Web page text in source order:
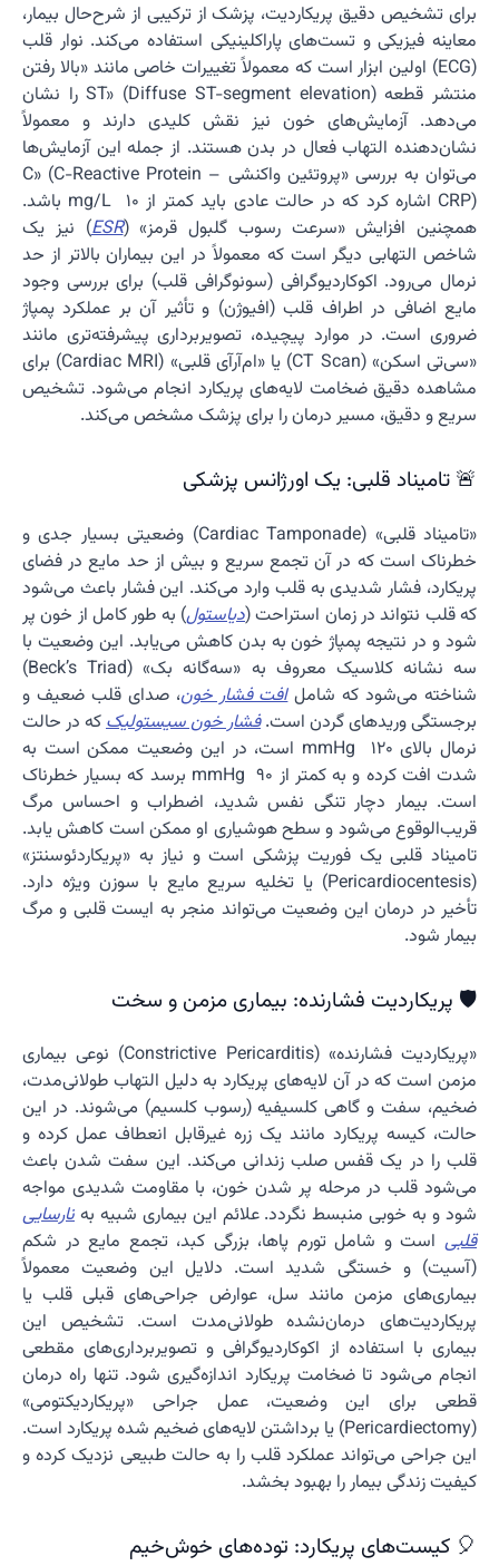
برای تشخیص دقیق پریکاردیت، پزشک از ترکیبی از شرح‌حال بیمار،
معاینه فیزیکی و تست‌های پاراکلینیکی استفاده می‌کند. نوار قلب
(ECG) اولین ابزار است که معمولاً تغییرات خاصی مانند «بالا رفتن
منتشر قطعه ST» (Diffuse ST-segment elevation) را نشان
می‌دهد. آزمایش‌های خون نیز نقش کلیدی دارند و معمولاً
نشان‌دهنده التهاب فعال در بدن هستند. از جمله این آزمایش‌ها
می‌توان به بررسی «پروتئین واکنشی C» (C-Reactive Protein –
CRP) اشاره کرد که در حالت عادی باید کمتر از 10 mg/L باشد.
همچنین افزایش «سرعت رسوب گلبول قرمز» (ESR) نیز یک
شاخص التهابی دیگر است که معمولاً در این بیماران بالاتر از حد
نرمال می‌رود. اکوکاردیوگرافی (سونوگرافی قلب) برای بررسی وجود
مایع اضافی در اطراف قلب (افیوژن) و تأثیر آن بر عملکرد پمپاژ
ضروری است. در موارد پیچیده، تصویربرداری پیشرفته‌تری مانند
«سی‌تی اسکن» (CT Scan) یا «ام‌آر‌آی قلبی» (Cardiac MRI) برای
مشاهده دقیق ضخامت لایه‌های پریکارد انجام می‌شود. تشخیص
سریع و دقیق، مسیر درمان را برای پزشک مشخص می‌کند.
🚨 تامیناد قلبی: یک اورژانس پزشکی
«تامیناد قلبی» (Cardiac Tamponade) وضعیتی بسیار جدی و
خطرناک است که در آن تجمع سریع و بیش از حد مایع در فضای
پریکارد، فشار شدیدی به قلب وارد می‌کند. این فشار باعث می‌شود
که قلب نتواند در زمان استراحت (دیاستول) به طور کامل از خون پر
شود و در نتیجه پمپاژ خون به بدن کاهش می‌یابد. این وضعیت با
سه نشانه کلاسیک معروف به «سه‌گانه بک» (Beck’s Triad)
شناخته می‌شود که شاملافت فشار خون، صدای قلب ضعیف و
برجستگی وریدهای گردن است.فشار خون سیستولیککه در حالت
نرمال بالای 120 mmHg است، در این وضعیت ممکن است به
شدت افت کرده و به کمتر از 90 mmHg برسد که بسیار خطرناک
است. بیمار دچار تنگی نفس شدید، اضطراب و احساس مرگ
قریب‌الوقوع می‌شود و سطح هوشیاری او ممکن است کاهش یابد.
تامیناد قلبی یک فوریت پزشکی است و نیاز به «پریکاردئوسنتز»
(Pericardiocentesis) یا تخلیه سریع مایع با سوزن ویژه دارد.
تأخیر در درمان این وضعیت می‌تواند منجر به ایست قلبی و مرگ
بیمار شود.
🛡️ پریکاردیت فشارنده: بیماری مزمن و سخت
«پریکاردیت فشارنده» (Constrictive Pericarditis) نوعی بیماری
مزمن است که در آن لایه‌های پریکارد به دلیل التهاب طولانی‌مدت،
ضخیم، سفت و گاهی کلسیفیه (رسوب کلسیم) می‌شوند. در این
حالت، کیسه پریکارد مانند یک زره غیرقابل انعطاف عمل کرده و
قلب را در یک قفس صلب زندانی می‌کند. این سفت شدن باعث
می‌شود قلب در مرحله پر شدن خون، با مقاومت شدیدی مواجه
شود و به خوبی منبسط نگردد. علائم این بیماری شبیه به نارسایی
قلبی است و شامل تورم پاها، بزرگی کبد، تجمع مایع در شکم
(آسیت) و خستگی شدید است. دلایل این وضعیت معمولاً
بیماری‌های مزمن مانند سل، عوارض جراحی‌های قبلی قلب یا
پریکاردیت‌های درمان‌نشده طولانی‌مدت است. تشخیص این
بیماری با استفاده از اکوکاردیوگرافی و تصویربرداری‌های مقطعی
انجام می‌شود تا ضخامت پریکارد اندازه‌گیری شود. تنها راه درمان
قطعی برای این وضعیت، عمل جراحی «پریکاردیکتومی»
(Pericardiectomy) یا برداشتن لایه‌های ضخیم شده پریکارد است.
این جراحی می‌تواند عملکرد قلب را به حالت طبیعی نزدیک کرده و
کیفیت زندگی بیمار را بهبود بخشد.
🎈 کیست‌های پریکارد: توده‌های خوش‌خیم